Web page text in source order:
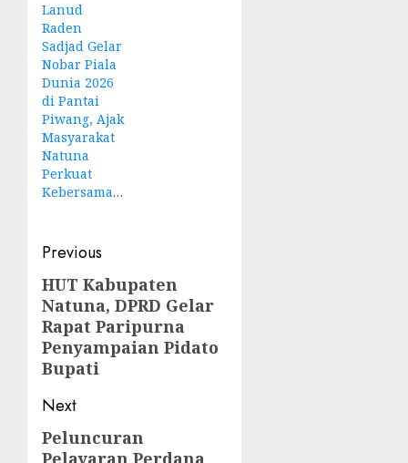
Lanud
Raden
Sadjad Gelar
Nobar Piala
Dunia 2026
di Pantai
Piwang, Ajak
Masyarakat
Natuna
Perkuat
Kebersamaan
Post
navigation
Previous
Previous
post:
HUT Kabupaten
Natuna, DPRD Gelar
Rapat Paripurna
Penyampaian Pidato
Bupati
Next
Next
Peluncuran
Pelayaran Perdana